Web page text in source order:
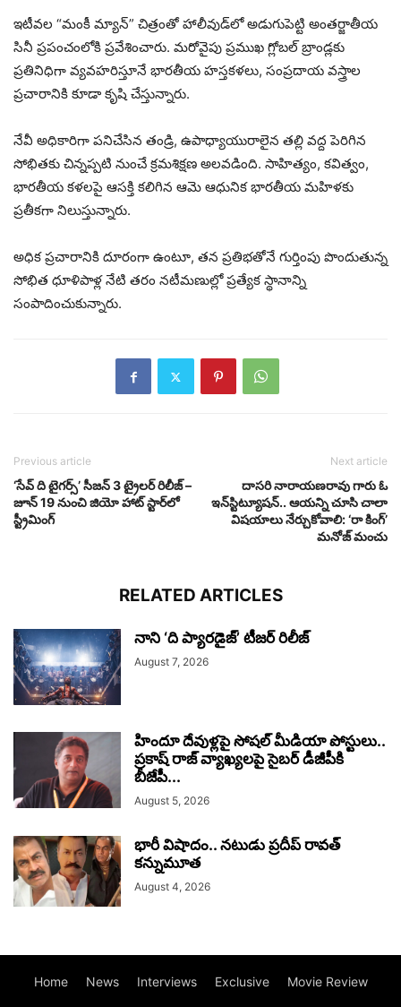
ఇటీవల “మంకీ మ్యాన్” చిత్రంతో హాలీవుడ్‌లో అడుగుపెట్టి అంతర్జాతీయ
సినీ ప్రపంచంలోకి ప్రవేశించారు. మరోవైపు ప్రముఖ గ్లోబల్ బ్రాండ్లకు
ప్రతినిధిగా వ్యవహరిస్తూనే భారతీయ హస్తకళలు, సంప్రదాయ వస్త్రాల
ప్రచారానికి కూడా కృషి చేస్తున్నారు.
నేవీ అధికారిగా పనిచేసిన తండ్రి, ఉపాధ్యాయురాలైన తల్లి వద్ద పెరిగిన
సోభితకు చిన్నప్పటి నుంచే క్రమశిక్షణ అలవడింది. సాహిత్యం, కవిత్వం,
భారతీయ కళలపై ఆసక్తి కలిగిన ఆమె ఆధునిక భారతీయ మహిళకు
ప్రతీకగా నిలుస్తున్నారు.
అధిక ప్రచారానికి దూరంగా ఉంటూ, తన ప్రతిభతోనే గుర్తింపు పొందుతున్న
సోభిత ధూళిపాళ్ల నేటి తరం నటీమణుల్లో ప్రత్యేక స్థానాన్ని
సంపాదించుకున్నారు.
Previous article
‘సేవ్ ది టైగర్స్’ సీజన్ 3 ట్రైలర్ రిలీజ్ –
జూన్ 19 నుంచి జియో హాట్‌ స్టార్‌లో
స్ట్రీమింగ్
Next article
దాస‌రి నారాయ‌ణ‌రావు గారు ఓ
ఇన్‌స్టిట్యూష‌న్‌.. ఆయ‌న్ని చూసి చాలా
విష‌యాలు నేర్చుకోవాలి: ‘రా కింగ్‌’
మ‌నోజ్ మంచు
RELATED ARTICLES
నాని ‘ది ప్యారడైజ్’ టీజర్‌ రిలీజ్
August 7, 2026
హిందూ దేవుళ్లపై సోషల్ మీడియా పోస్టులు..
ప్రకాష్ రాజ్ వ్యాఖ్యలపై సైబర్ డీజీపీకి
బీజేపీ...
August 5, 2026
భారీ విషాదం.. నటుడు ప్రదీప్ రావత్
కన్నుమూత
August 4, 2026
Home News Interviews Exclusive Movie Review